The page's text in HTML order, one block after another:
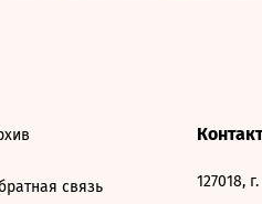
связь 127018,